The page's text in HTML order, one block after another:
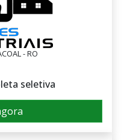
- RO
seletiva